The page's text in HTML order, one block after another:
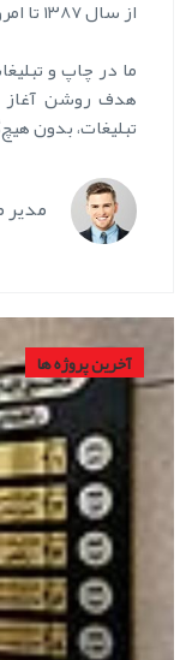
از سال ۱۳۸۷ تا امروز، کیفیت شعار ماست.
هدف روشن آغاز
تبلیغات، بدون
آخرین پروژه ها